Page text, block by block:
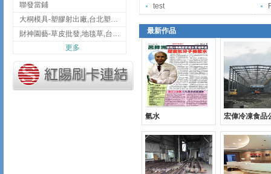
聯發當鋪
大桐模具-塑膠射出廠,台北塑膠射出廠
財神園藝-草皮批發,地毯草,台北草,彰化地毯草,彰化台北草
更多
test
最新作品
氫水 宏偉冷凍食品